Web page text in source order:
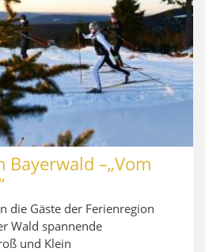
–„Vom
die Gäste der Ferienregion
Wald spannende
und Klein